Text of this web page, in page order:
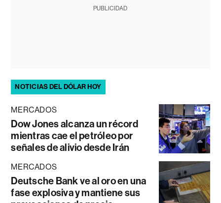
PUBLICIDAD
NOTICIAS DEL DÓLAR HOY
MERCADOS
Dow Jones alcanza un récord
mientras cae el petróleo por
señales de alivio desde Irán
MERCADOS
Deutsche Bank ve al oro en una
fase explosiva y mantiene sus